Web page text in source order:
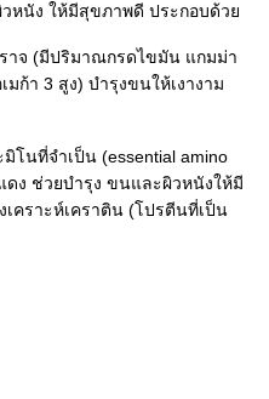
หนัง ให้มีสุขภาพดี ประกอบด้วย
าจ (มีปริมาณกรดไขมัน แกมม่า
ก้า 3 สูง) บำรุงขนให้เงางาม
นที่จำเป็น (essential amino
ดง ช่วยบำรุง ขนและผิวหนังให้มี
คราะห์เคราติน (โปรตีนที่เป็น